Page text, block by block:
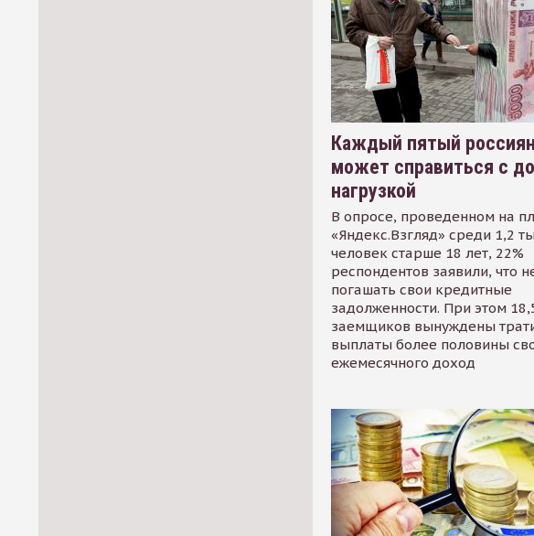
Каждый пятый
может справиться с
нагрузкой
В опросе, проведенном на
«Яндекс.Взгляд» среди 1,2
человек старше 18 лет, 22%
респондентов заявили, что
погашать свои кредитные
задолженности. При этом
заемщиков вынуждены
выплаты более половины
ежемесячного доход